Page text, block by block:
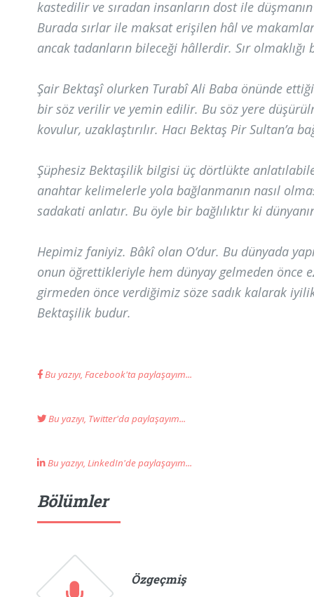
kastedilir ve sıradan insanların dost ile
Burada sırlar ile maksat erişilen hâl ve
ancak tadanların bileceği hâllerdir. Sır olmaklığı
Şair Bektaşî olurken Turabî Ali Baba önünde
bir söz verilir ve yemin edilir. Bu söz yere
kovulur, uzaklaştırılır. Hacı Bektaş Pir Sultan’a
Şüphesiz Bektaşilik bilgisi üç dörtlükte
anahtar kelimelerle yola bağlanmanın nasıl
sadakati anlatır. Bu öyle bir bağlılıktır ki
Hepimiz faniyiz. Bâkî olan O’dur. Bu dünyada
onun öğrettikleriyle hem dünyay gelmeden önce
girmeden önce verdiğimiz söze sadık kalarak
Bektaşilik budur.
Bu yazıyı, Facebook'ta paylaşayım...
Bu yazıyı, Twitter'da paylaşayım...
Bu yazıyı, LinkedIn'de paylaşayım...
Bölümler
Özgeçmiş